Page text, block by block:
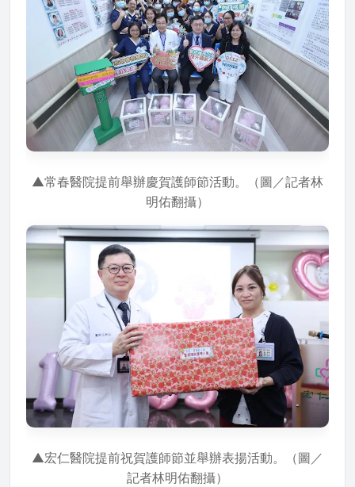
▲常春醫院提前舉辦慶賀護師節活動。（圖／記者林
明佑翻攝）
▲宏仁醫院提前祝賀護師節並舉辦表揚活動。（圖／
記者林明佑翻攝）